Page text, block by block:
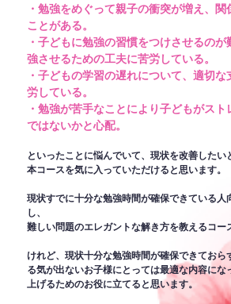
・勉強をめぐって親子の衝突が増え、関
ことがある。
・子どもに勉強の習慣をつけさせるの
強させるための工夫に苦労している。
・子どもの学習の遅れについて、適切
労している。
・勉強が苦手なことにより子どもがス
ではないかと心配。
といったことに悩んでいて、現状を改善したい
本コースを気に入っていただけると思います。
現状すでに十分な勉強時間が確保できている人
し、
難しい問題のエレガントな解き方を教えるコー
けれど、現状十分な勉強時間が確保できておら
る気が出ないお子様にとっては最適な内容にな
上げるためのお役に立てると思います。